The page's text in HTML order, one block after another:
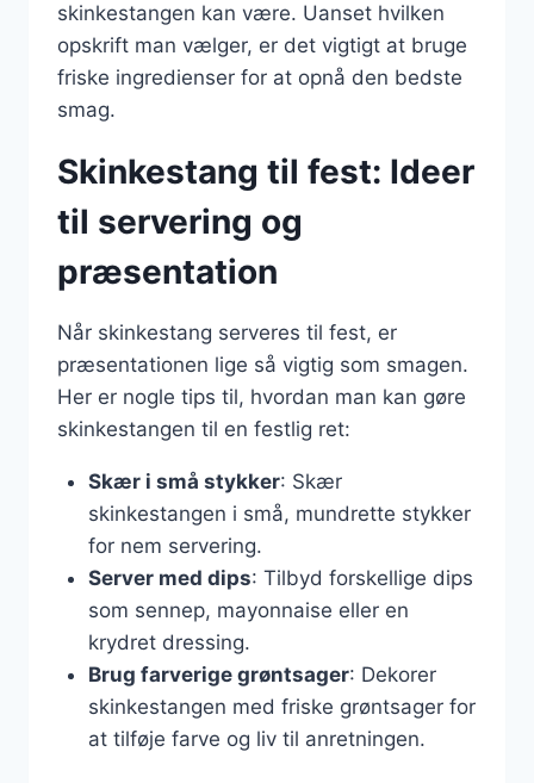
skinkestangen kan være. Uanset hvilken
opskrift man vælger, er det vigtigt at bruge
friske ingredienser for at opnå den bedste
smag.
Skinkestang til fest: Ideer
til servering og
præsentation
Når skinkestang serveres til fest, er
præsentationen lige så vigtig som smagen.
Her er nogle tips til, hvordan man kan gøre
skinkestangen til en festlig ret:
Skær i små stykker: Skær
skinkestangen i små, mundrette stykker
for nem servering.
Server med dips: Tilbyd forskellige dips
som sennep, mayonnaise eller en
krydret dressing.
Brug farverige grøntsager: Dekorer
skinkestangen med friske grøntsager for
at tilføje farve og liv til anretningen.